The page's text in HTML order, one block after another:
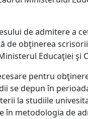
de admitere a
de obţinerea
Educaţiei şi
pentru
se depun în
la studiile
în metodologia de